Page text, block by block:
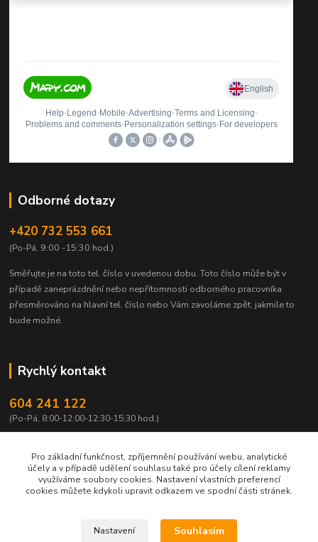
Odborné dotazy
+420 732 553 661
(Po-Pá, 9:00 -15:30 hod.)
Směřujte je na toto tel. číslo v uvedenou dobu. Toto číslo může být v
případě zaneprázdnění nebo nepřítomnosti odborného pracovníka
přesměrováno na hlavní tel. číslo nebo Vám zavoláme zpět, jakmile to
bude možné.
Rychlý kontakt
604 241 122
(Po-Pá, 8:00-12:00-12:30-15:30 hod.)
Copyright © 2026 Ing. Miloš Hušek - QTEST. Všechna práva vyhrazena.
Pro základní funkčnost, zpříjemnění používání webu, analytické
účely a v případě udělení souhlasu také pro účely cílení reklamy
využíváme soubory cookies. Nastavení vlastních preferencí
cookies můžete kdykoli upravit odkazem ve spodní části stránek.
Nastavení Souhlasím